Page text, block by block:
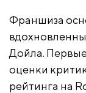
Франшиза
Дойла.
оценки
рейтинга на